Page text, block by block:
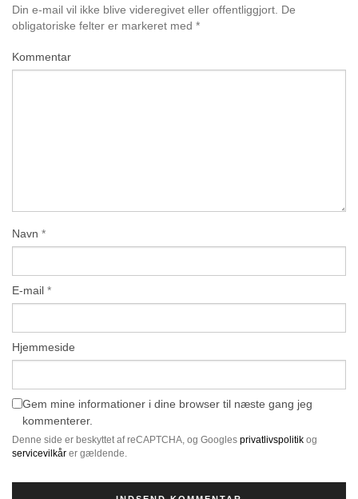
Din e-mail vil ikke blive videregivet eller offentliggjort. De
obligatoriske felter er markeret med *
Kommentar
Navn *
E-mail *
Hjemmeside
Gem mine informationer i dine browser til næste gang jeg
kommenterer.
Denne side er beskyttet af reCAPTCHA, og Googles privatlivspolitik og
servicevilkår er gældende.